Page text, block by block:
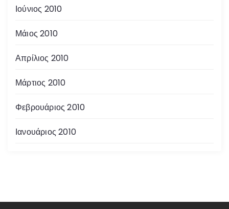
Ιούνιος 2010
Μάιος 2010
Απρίλιος 2010
Μάρτιος 2010
Φεβρουάριος 2010
Ιανουάριος 2010